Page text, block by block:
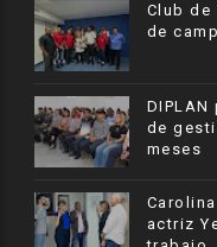
Club
de
de
meses
actriz